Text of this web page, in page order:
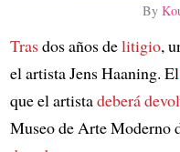
By
Trasdos años delitigio,
el artista Jens Haaning. El
que el artistadeberá
Museo de Arte Moderno